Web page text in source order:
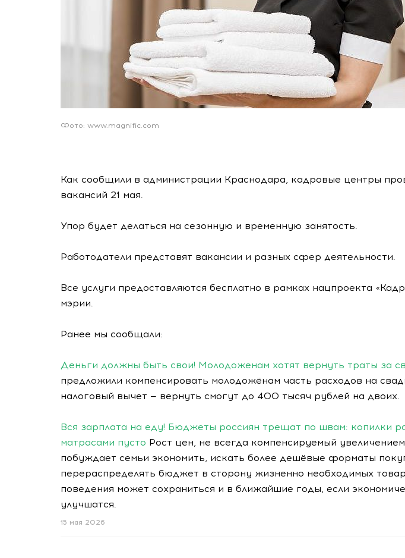
Фото: www.magnific.com
Как сообщили в администрации Краснодара, кадровые центры
вакансий 21 мая.
Упор будет делаться на сезонную и временную занятость.
Работодатели представят вакансии и разных сфер деятельности.
Все услуги предоставляются бесплатно в рамках нацпроекта
мэрии.
Ранее мы сообщали:
Деньги должны быть свои! Молодоженам хотят вернуть траты за
предложили компенсировать молодожёнам часть расходов на
налоговый вычет — вернуть смогут до 400 тысяч рублей на двоих.
Вся зарплата на еду! Бюджеты россиян трещат по швам: копилки
матрасами пусто Рост цен, не всегда компенсируемый
побуждает семьи экономить, искать более дешёвые форматы
перераспределять бюджет в сторону жизненно необходимых
поведения может сохраниться и в ближайшие годы, если
улучшатся.
15 мая 2026